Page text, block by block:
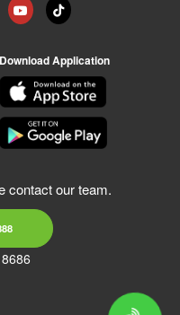
Download Application
contact our team.